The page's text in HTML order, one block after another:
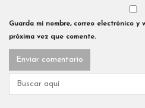
Guarda mi nombre, correo electrónico
próxima vez que comente.